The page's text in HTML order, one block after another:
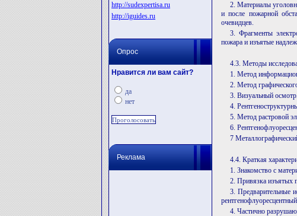
http://sudexpertisa.ru
http://iguides.ru
Опрос
Нравится ли вам сайт?
да
нет
Реклама
2. Материалы
и после пожарной
очевидцев.
3. Фрагменты
пожара и изъятые
4.3. Методы
1. Метод
2. Метод
3. Визуальный осмотр.
4.
5. Метод растровой
6.
7
4.4. Краткая
1. Знакомство с
2. Привязка изъятых
3. Предварительные
4. Частично